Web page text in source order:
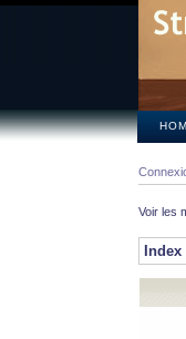
Voir les